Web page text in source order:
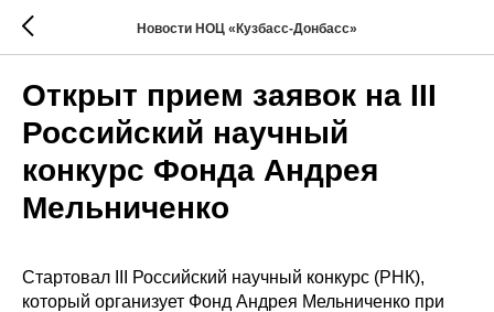
Новости НОЦ «Кузбасс-Донбасс»
Открыт прием заявок на III
Российский научный
конкурс Фонда Андрея
Мельниченко
Стартовал III Российский научный конкурс (РНК),
который организует Фонд Андрея Мельниченко при